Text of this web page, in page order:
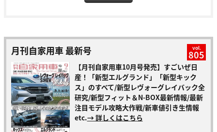
月刊自家用車 最新号 vol.
805
【月刊自家用車10月号発売】すごいぜ日
産！「新型エルグランド」「新型キック
ス」のすべて/新型レヴォーグレイバック全
研究/新型フィット＆N-BOX最新情報/最新
注目モデル攻略大作戦/新車値引き生情報
etc.→ 詳しくはこちら